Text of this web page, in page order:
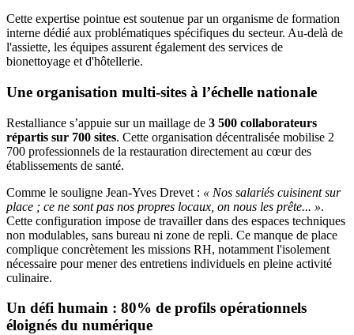
Cette expertise pointue est soutenue par un organisme de formation
interne dédié aux problématiques spécifiques du secteur. Au-delà de
l'assiette, les équipes assurent également des services de
bionettoyage et d'hôtellerie.
Une organisation multi-sites à l’échelle nationale
Restalliance s’appuie sur un maillage de 3 500 collaborateurs
répartis sur 700 sites. Cette organisation décentralisée mobilise 2
700 professionnels de la restauration directement au cœur des
établissements de santé.
Comme le souligne Jean-Yves Drevet : « Nos salariés cuisinent sur
place ; ce ne sont pas nos propres locaux, on nous les prête... ».
Cette configuration impose de travailler dans des espaces techniques
non modulables, sans bureau ni zone de repli. Ce manque de place
complique concrètement les missions RH, notamment l'isolement
nécessaire pour mener des entretiens individuels en pleine activité
culinaire.
Un défi humain : 80% de profils opérationnels
éloignés du numérique